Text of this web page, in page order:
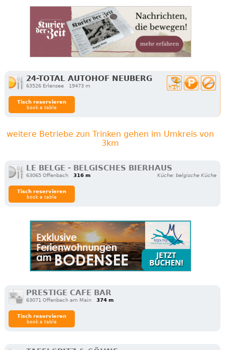
24-TOTAL AUTOHOF NEUBERG
63526 Erlensee 19473 m
Tisch reservieren
book a table
weitere Betriebe zun Trinken gehen im Umkreis von
3km
LE BELGE - BELGISCHES BIERHAUS
63065 Offenbach 316 m Küche: belgische Küche
Tisch reservieren
book a table
PRESTIGE CAFE BAR
63071 Offenbach am Main 374 m
Tisch reservieren
book a table